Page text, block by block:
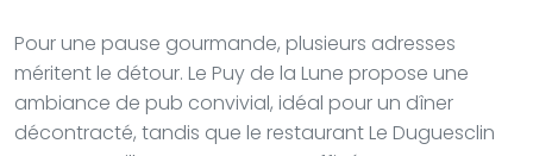
Pour une pause gourmande, plusieurs adresses
méritent le détour. Le Puy de la Lune propose une
ambiance de pub convivial, idéal pour un dîner
décontracté, tandis que le restaurant Le Duguesclin